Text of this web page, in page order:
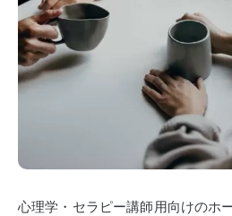
心理学・セラピー講師用向けのホ